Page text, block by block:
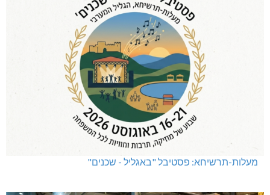
מעלות-תרשיחא: פסטיבל "באגליל - שכנים"